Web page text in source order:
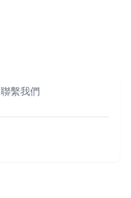
聯繫我們